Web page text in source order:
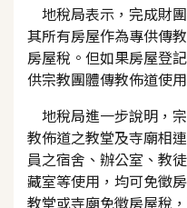
地稅局表示，完成財
其所有房屋作為專供傳
房屋稅。但如果房屋登
供宗教團體傳教佈道使
地稅局進一步說明，
教佈道之教堂及寺廟相
員之宿舍、辦公室、教
藏室等使用，均可免徵
教堂或寺廟免徵房屋稅